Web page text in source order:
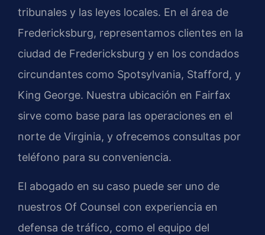
tribunales y las leyes locales. En el área de
Fredericksburg, representamos clientes en la
ciudad de Fredericksburg y en los condados
circundantes como Spotsylvania, Stafford, y
King George. Nuestra ubicación en Fairfax
sirve como base para las operaciones en el
norte de Virginia, y ofrecemos consultas por
teléfono para su conveniencia.
El abogado en su caso puede ser uno de
nuestros Of Counsel con experiencia en
defensa de tráfico, como el equipo del